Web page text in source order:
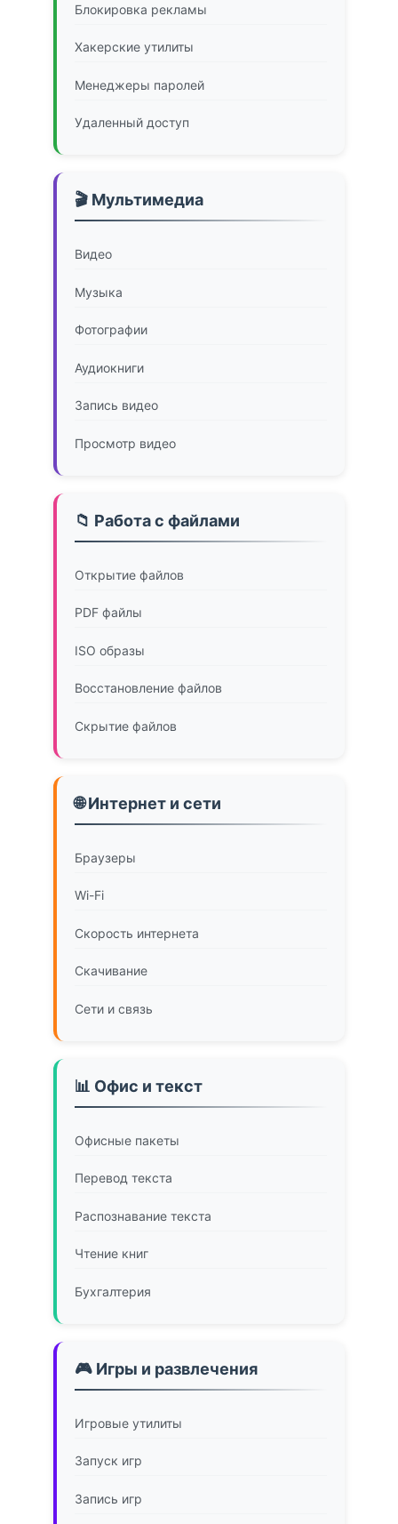
Блокировка рекламы
Хакерские утилиты
Менеджеры паролей
Удаленный доступ
🎬 Мультимедиа
Видео
Музыка
Фотографии
Аудиокниги
Запись видео
Просмотр видео
📁 Работа с файлами
Открытие файлов
PDF файлы
ISO образы
Восстановление файлов
Скрытие файлов
🌐 Интернет и сети
Браузеры
Wi-Fi
Скорость интернета
Скачивание
Сети и связь
📊 Офис и текст
Офисные пакеты
Перевод текста
Распознавание текста
Чтение книг
Бухгалтерия
🎮 Игры и развлечения
Игровые утилиты
Запуск игр
Запись игр